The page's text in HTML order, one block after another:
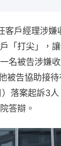
客戶經理涉嫌
「打尖」，
名被告涉嫌
被告協助接
落案起訴3人
答辯。